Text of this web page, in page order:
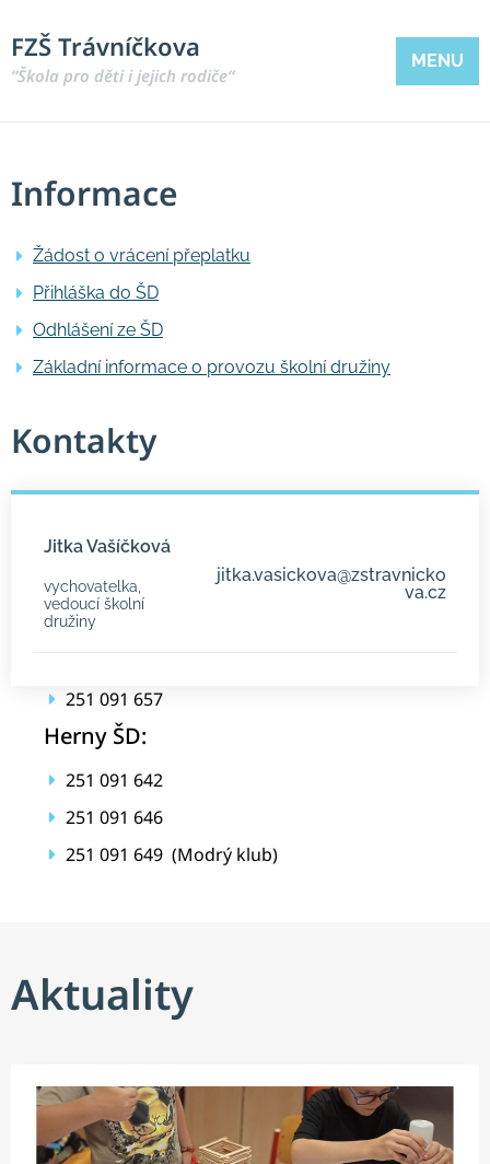
FZŠ Trávníčkova
“Škola pro děti i jejich rodiče“
MENU
Informace
Žádost o vrácení přeplatku
Přihláška do ŠD
Odhlášení ze ŠD
Základní informace o provozu školní družiny
Kontakty
Jitka Vašíčková
vychovatelka,
vedoucí školní
družiny
jitka.vasickova@zstravnicko
va.cz
251 091 657
Herny ŠD:
251 091 642
251 091 646
251 091 649 (Modrý klub)
Aktuality